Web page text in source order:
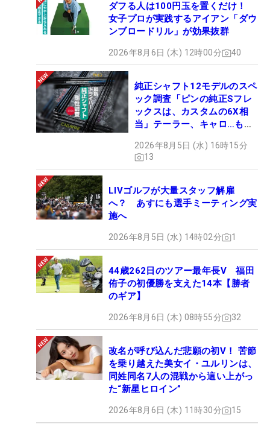
ダフる人は100円玉を置くだけ！
女子プロが実践するアイアン「ダウ
ンブロードリル」が効果抜群
2026年8月6日 (木) 12時00分 40
純正シャフト12モデルのスペ
ック調査「ピンの純正Sフレ
ックスは、カスタムの6X相
当」テーラー、キャロ…もチ
2026年8月5日 (水) 16時15分
13
LIVゴルフが大量スタッフ解雇
へ？ あすにも選手ミーティング実
施へ
2026年8月5日 (水) 14時02分 1
44歳262日のツアー最年長V 福田
侑子の初優勝を支えた14本【勝者
のギア】
2026年8月6日 (木) 08時55分 32
改名が呼び込んだ悲願の初V！ 苦節
を乗り越えた美女イ・ユルリンは、
同姓同名7人の混戦から這い上がっ
た“新星ヒロイン”
2026年8月6日 (木) 11時30分 15